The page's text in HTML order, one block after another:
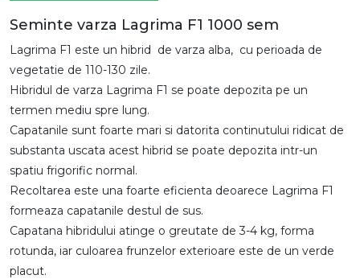
Seminte varza Lagrima F1 1000 sem
Lagrima F1 este un hibrid de varza alba, cu perioada de
vegetatie de 110-130 zile.
Hibridul de varza Lagrima F1 se poate depozita pe un
termen mediu spre lung.
Capatanile sunt foarte mari si datorita continutului ridicat de
substanta uscata acest hibrid se poate depozita intr-un
spatiu frigorific normal.
Recoltarea este una foarte eficienta deoarece Lagrima F1
formeaza capatanile destul de sus.
Capatana hibridului atinge o greutate de 3-4 kg, forma
rotunda, iar culoarea frunzelor exterioare este de un verde
placut.